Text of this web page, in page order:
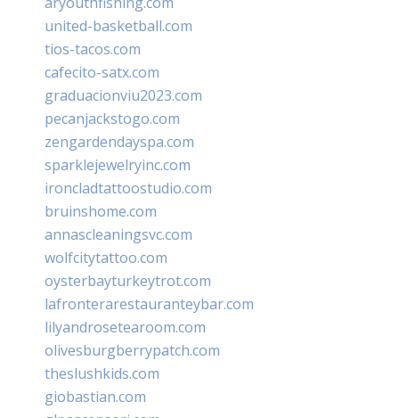
united-basketball.com
tios-tacos.com
cafecito-satx.com
graduacionviu2023.com
pecanjackstogo.com
zengardendayspa.com
sparklejewelryinc.com
ironcladtattoostudio.com
bruinshome.com
annascleaningsvc.com
wolfcitytattoo.com
oysterbayturkeytrot.com
lafronterarestauranteybar.com
lilyandrosetearoom.com
olivesburgberrypatch.com
theslushkids.com
giobastian.com